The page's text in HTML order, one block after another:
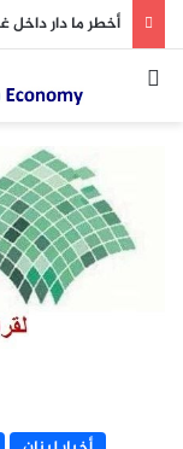
أخطر ما دار داخل
بحث عن